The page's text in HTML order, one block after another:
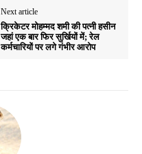
Next article
क्रिकेटर मोहम्मद शमी की पत्नी हसीन
जहां एक बार फिर सुर्खियों में; रेल
कर्मचारियों पर लगे गंभीर आरोप